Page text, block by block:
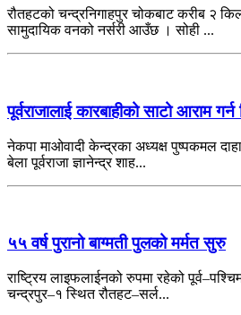
रौतहटको चन्द्रनिगाहपुर चोकबाट करीब २
सामुदायिक वनको नर्सरी आउँछ । सोही ...
पूर्वराजालाई कारबाहीको साटो आराम
नेकपा माओवादी केन्द्रका अध्यक्ष पुष्पकमल
बेला पूर्वराजा ज्ञानेन्द्र शाह...
५५ वर्ष पुरानो बाग्मती पुलको मर्मत सुरु
राष्ट्रिय लाइफलाईनको रुपमा रहेको
चन्द्रपुर–१ स्थित रौतहट–सर्ल...